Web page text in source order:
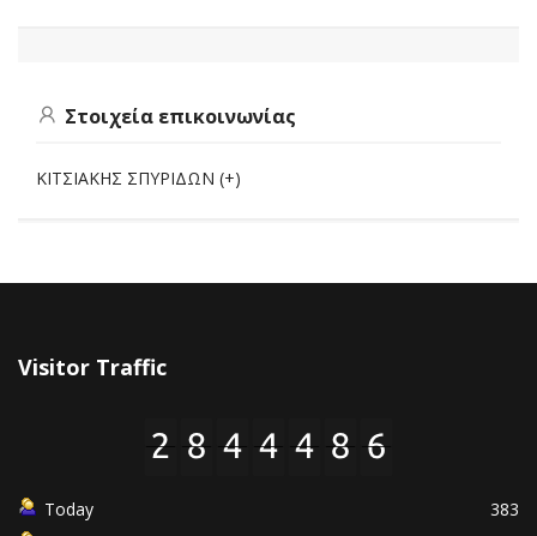
Στοιχεία επικοινωνίας
ΚΙΤΣΙΑΚΗΣ ΣΠΥΡΙΔΩΝ (+)
Visitor Traffic
Today
383